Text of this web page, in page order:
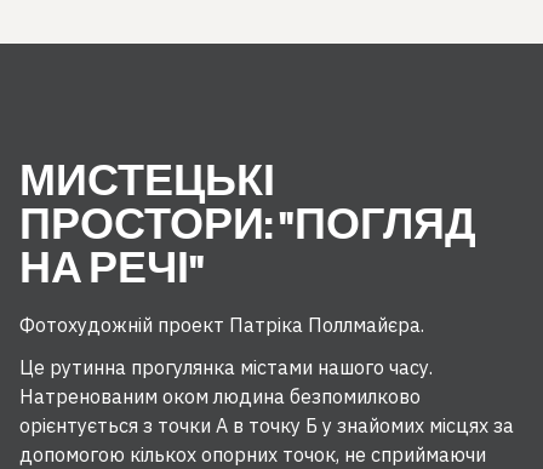
МИСТЕЦЬКІ
ПРОСТОРИ: "ПОГЛЯД
НА РЕЧІ"
Фотохудожній проект Патріка Поллмайєра.
Це рутинна прогулянка містами нашого часу.
Натренованим оком людина безпомилково
орієнтується з точки А в точку Б у знайомих місцях за
допомогою кількох опорних точок, не сприймаючи